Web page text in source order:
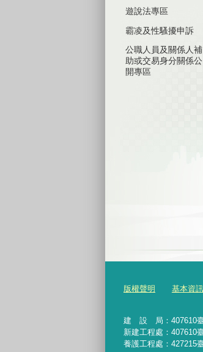
遊說法專區
霸凌及性騷擾申訴
公職人員及關係人補
助或交易身分關係公
開專區
版權聲明 基本資
建 設 局： 407610
新建工程處：407610
養護工程處：427215